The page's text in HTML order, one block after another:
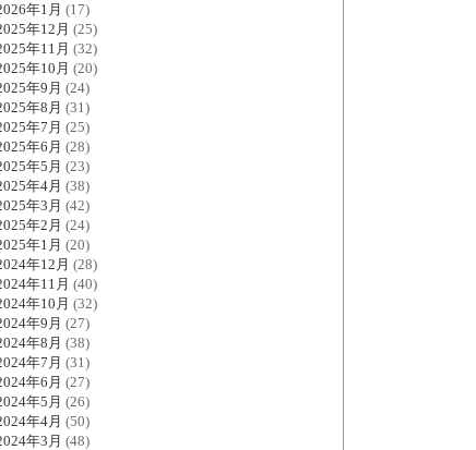
年1月 (17)
年12月 (25)
年11月 (32)
年10月 (20)
年9月 (24)
年8月 (31)
年7月 (25)
年6月 (28)
年5月 (23)
年4月 (38)
年3月 (42)
年2月 (24)
年1月 (20)
年12月 (28)
年11月 (40)
年10月 (32)
年9月 (27)
年8月 (38)
年7月 (31)
年6月 (27)
年5月 (26)
年4月 (50)
年3月 (48)